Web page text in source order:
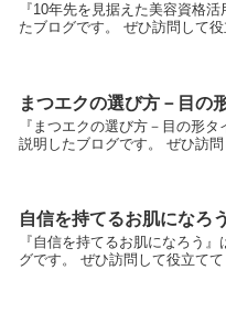
『10年先を見据えた美容資格
たブログです。 ぜひ訪問して
まつエクの選び方－目の
『まつエクの選び方－目の形
説明したブログです。 ぜひ訪
自信を持てるお肌になろ
『自信を持てるお肌になろう
グです。 ぜひ訪問して役立て